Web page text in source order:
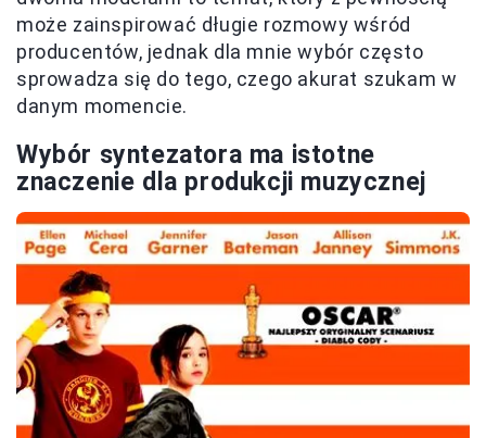
może zainspirować długie rozmowy wśród
producentów, jednak dla mnie wybór często
sprowadza się do tego, czego akurat szukam w
danym momencie.
Wybór syntezatora ma istotne
znaczenie dla produkcji muzycznej